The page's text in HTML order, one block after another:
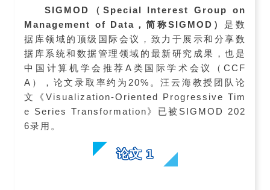
SIGMOD（Special Interest Group on
Management of Data，简称SIGMOD） 是数
据库领域的顶级国际会议，致力于展示和分享数
据库系统和数据管理领域的最新研究成果，也是
中国计算机学会推荐A类国际学术会议（CCF
A），论文录取率约为20%。汪云海教授团队论
文《Visualization-Oriented Progressive Tim
e Series Transformation》已被SIGMOD 202
6录用。
论文 1